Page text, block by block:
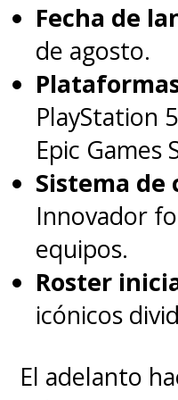
abogados a
semana, sino
'Matt
cómo es su
bien y él
las manos
Creo que
interesante
sí, es muy
Fecha de
de agosto.
PlayStation
Epic Games
Sistema de
Innovador
equipos.
Roster
icónicos
El adelanto